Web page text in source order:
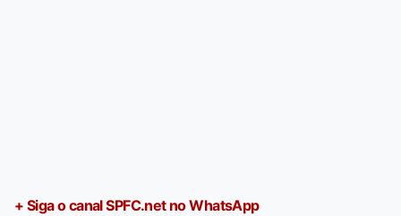
+ Siga o canal SPFC.net no WhatsApp